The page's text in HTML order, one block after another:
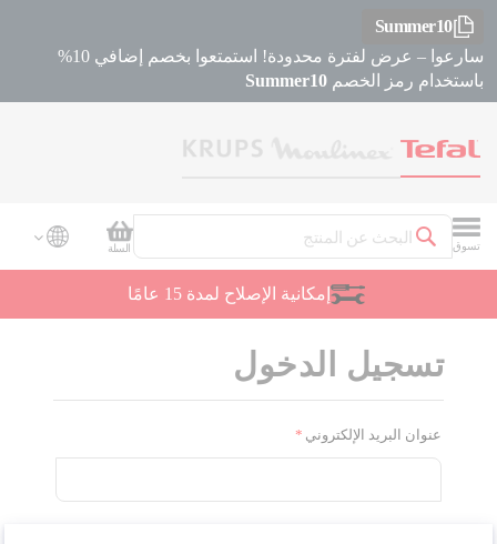
Summer10
سارعوا – عرض لفترة محدودة! استمتعوا بخصم إضافي 10%
باستخدام رمز الخصم Summer10
تسوق
بحث
سلة
السلة
إمكانية الإصلاح لمدة 15 عامًا
تسجيل الدخول
عنوان البريد الإلكتروني